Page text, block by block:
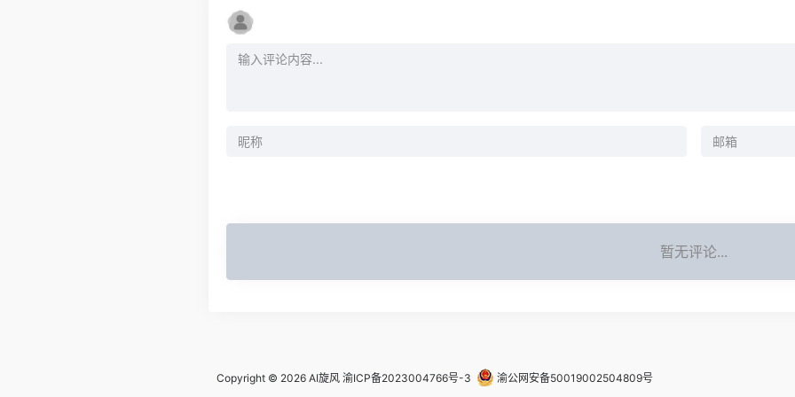
暂无评论...
Copyright © 2026 AI旋风 渝ICP备2023004766号-3 渝公网安备50019002504809号